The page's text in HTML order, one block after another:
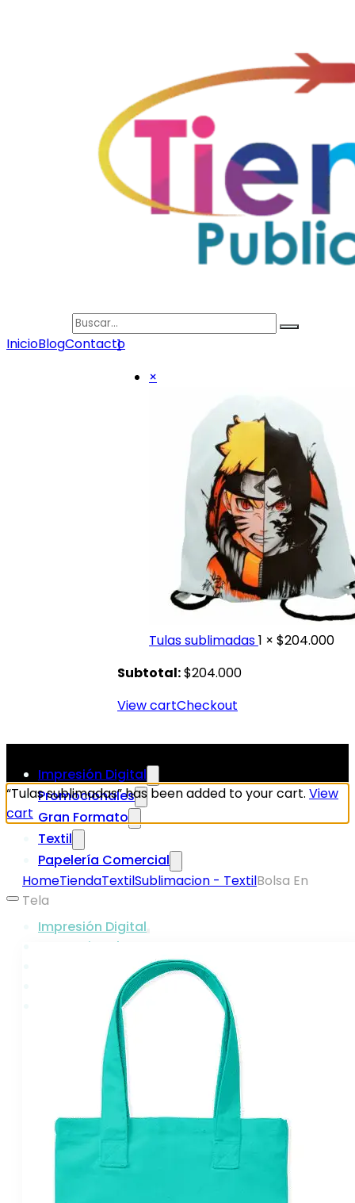
Search
InicioBlogContacto
1
×
Tulas sublimadas1 × $204.000
Subtotal:$204.000
View cartCheckout
Impresión Digital
Promocionales
Gran Formato
Textil
Papelería Comercial
Impresión Digital
Promocionales
Papelería Comercial
“Tulas sublimadas” has been added to your cart. View
cart
HomeTiendaTextilSublimacion - TextilBolsa En
Tela